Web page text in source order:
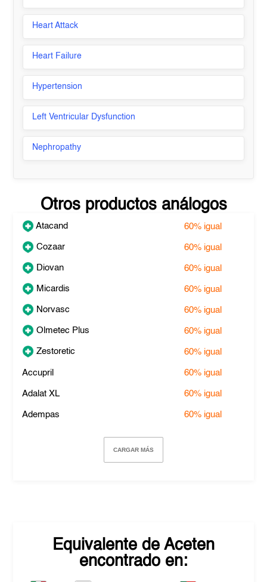
Heart Attack
Heart Failure
Hypertension
Left Ventricular Dysfunction
Nephropathy
Otros productos análogos
Atacand 60% igual
Cozaar 60% igual
Diovan 60% igual
Micardis 60% igual
Norvasc 60% igual
Olmetec Plus 60% igual
Zestoretic 60% igual
Accupril 60% igual
Adalat XL 60% igual
Adempas 60% igual
CARGAR MÁS
Equivalente de Aceten
encontrado en: